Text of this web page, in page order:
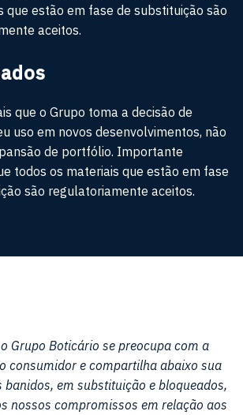
que estão em fase de substituição são
aceitos.
que o Grupo toma a decisão de
uso em novos desenvolvimentos, não
de portfólio. Importante
todos os materiais que estão em fase
são regulatoriamente aceitos.
Grupo Boticário se preocupa com a
consumidor e compartilha abaixo sua
em substituição e bloqueados,
nossos compromissos em relação aos